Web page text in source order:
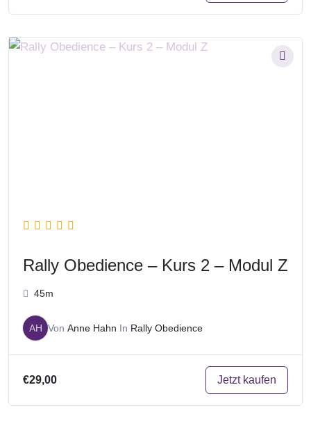
Rally Obedience – Kurs 2 – Modul Z
45m
AH Von Anne Hahn In Rally Obedience
€29,00 Jetzt kaufen